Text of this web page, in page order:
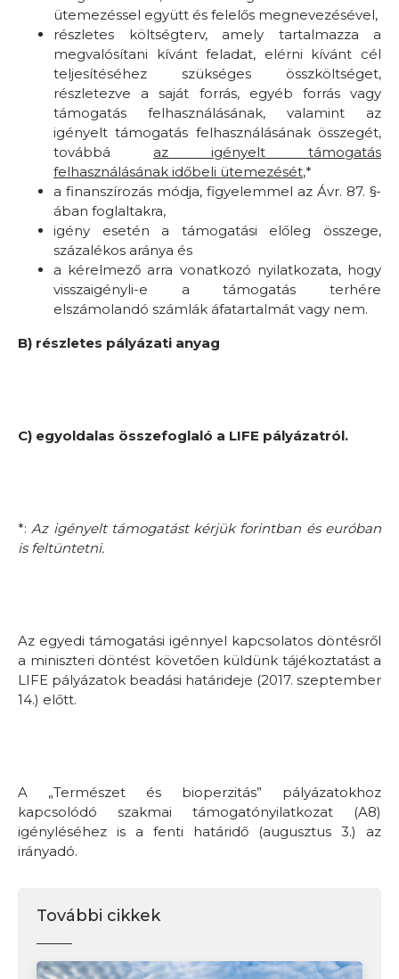
ütemezéssel együtt és felelős megnevezésével,
részletes költségterv, amely tartalmazza a
megvalósítani kívánt feladat, elérni kívánt cél
teljesítéséhez szükséges összköltséget,
részletezve a saját forrás, egyéb forrás vagy
támogatás felhasználásának, valamint az
igényelt támogatás felhasználásának összegét,
továbbá az igényelt támogatás
felhasználásának időbeli ütemezését,*
a finanszírozás módja, figyelemmel az Ávr. 87. §-
ában foglaltakra,
igény esetén a támogatási előleg összege,
százalékos aránya és
a kérelmező arra vonatkozó nyilatkozata, hogy
visszaigényli-e a támogatás terhére
elszámolandó számlák áfatartalmát vagy nem.
B) részletes pályázati anyag
C) egyoldalas összefoglaló a LIFE pályázatról.
*:Az igényelt támogatást kérjük forintban és euróban
is feltüntetni.
Az egyedi támogatási igénnyel kapcsolatos döntésről
a miniszteri döntést követően küldünk tájékoztatást a
LIFE pályázatok beadási határideje (2017. szeptember
14.) előtt.
A „Természet és bioperzitás” pályázatokhoz
kapcsolódó szakmai támogatónyilatkozat (A8)
igényléséhez is a fenti határidő (augusztus 3.) az
irányadó.
További cikkek